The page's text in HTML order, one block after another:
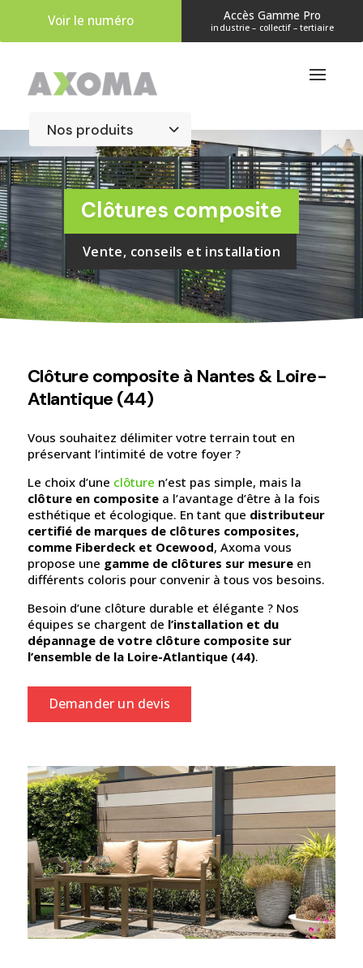
Voir le numéro Accès Gamme Pro
industrie – collectif – tertiaire
Clôtures composite
Vente, conseils et installation
Accueil » Clôtures » Clôture composite
Clôture composite à Nantes & Loire-
Atlantique (44)
Vous souhaitez délimiter votre terrain tout en
préservant l’intimité de votre foyer ?
Le choix d’une clôture n’est pas simple, mais la
clôture en compositea l’avantage d’être à la fois
esthétique et écologique. En tant que distributeur
certifié de marques de clôtures composites,
comme Fiberdeck et Ocewood, Axoma vous
propose une gamme de clôtures sur mesureen
différents coloris pour convenir à tous vos besoins.
Besoin d’une clôture durable et élégante ? Nos
équipes se chargent de l’installation et du
dépannage de votre clôture composite sur
l’ensemble de la Loire-Atlantique (44).
Demander un devis